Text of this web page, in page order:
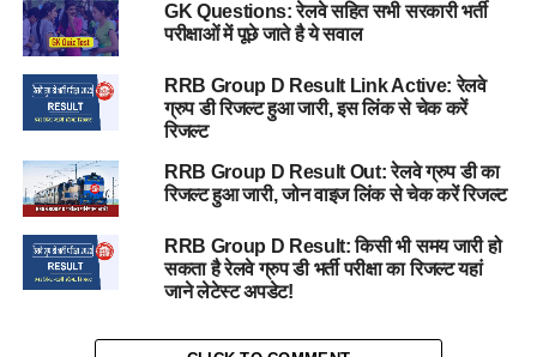
GK Questions: रेलवे सहित सभी सरकारी भर्ती
परीक्षाओं में पूछे जाते है ये सवाल
RRB Group D Result Link Active: रेलवे
ग्रुप डी रिजल्ट हुआ जारी, इस लिंक से चेक करें
रिजल्ट
RRB Group D Result Out: रेलवे ग्रुप डी का
रिजल्ट हुआ जारी, जोन वाइज लिंक से चेक करें रिजल्ट
RRB Group D Result: किसी भी समय जारी हो
सकता है रेलवे ग्रुप डी भर्ती परीक्षा का रिजल्ट यहां
जाने लेटेस्ट अपडेट!